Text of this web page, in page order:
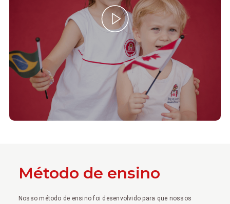
Método de ensino
Nosso método de ensino foi desenvolvido para que nossos